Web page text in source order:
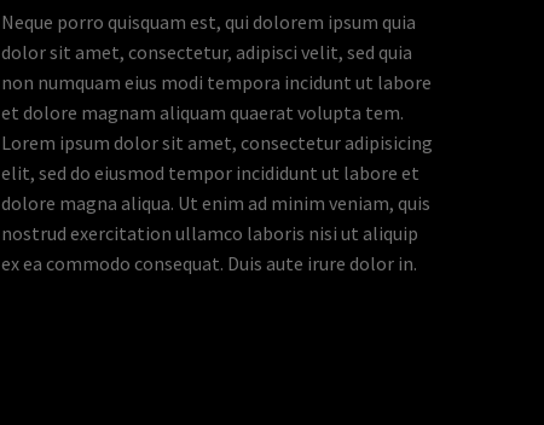
Neque porro quisquam est, qui dolorem ipsum quia
dolor sit amet, consectetur, adipisci velit, sed quia
non numquam eius modi tempora incidunt ut labore
et dolore magnam aliquam quaerat volupta tem.
Lorem ipsum dolor sit amet, consectetur adipisicing
elit, sed do eiusmod tempor incididunt ut labore et
dolore magna aliqua. Ut enim ad minim veniam, quis
nostrud exercitation ullamco laboris nisi ut aliquip
ex ea commodo consequat. Duis aute irure dolor in.